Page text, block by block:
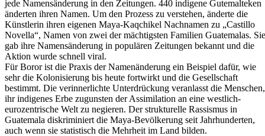
jede Namensänderung in den Zeitungen. 440 indigene Gutemalteken
änderten ihren Namen. Um den Prozess zu verstehen, änderte die
Künstlerin ihren eigenen Maya-Kaqchikel Nachnamen zu „Castillo
Novella“, Namen von zwei der mächtigsten Familien Guatemalas. Sie
gab ihre Namensänderung in populären Zeitungen bekannt und die
Aktion wurde schnell viral.
Für Boror ist die Praxis der Namenänderung ein Beispiel dafür, wie
sehr die Kolonisierung bis heute fortwirkt und die Gesellschaft
bestimmt. Die verinnerlichte Unterdrückung veranlasst die Menschen,
ihr indigenes Erbe zugunsten der Assimilation an eine westlich-
eurozentrische Welt zu negieren. Der strukturelle Rassismus in
Guatemala diskriminiert die Maya-Bevölkerung seit Jahrhunderten,
auch wenn sie statistisch die Mehrheit im Land bilden.